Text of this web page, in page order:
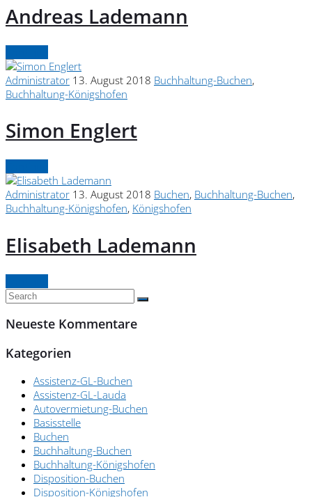
Andreas Lademann
Administrator 13. August 2018 Buchhaltung-Buchen,
Buchhaltung-Königshofen
Simon Englert
Administrator 13. August 2018 Buchen, Buchhaltung-Buchen,
Buchhaltung-Königshofen, Königshofen
Elisabeth Lademann
Neueste Kommentare
Kategorien
Assistenz-GL-Buchen
Assistenz-GL-Lauda
Autovermietung-Buchen
Basisstelle
Buchen
Buchhaltung-Buchen
Buchhaltung-Königshofen
Disposition-Buchen
Disposition-Königshofen